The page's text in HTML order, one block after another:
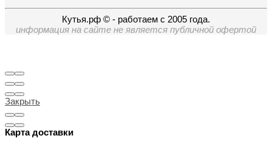
Кутья.рф © - работаем с 2005 года.
информация на сайте не является публичной офертой
Закрыть
Карта доставки